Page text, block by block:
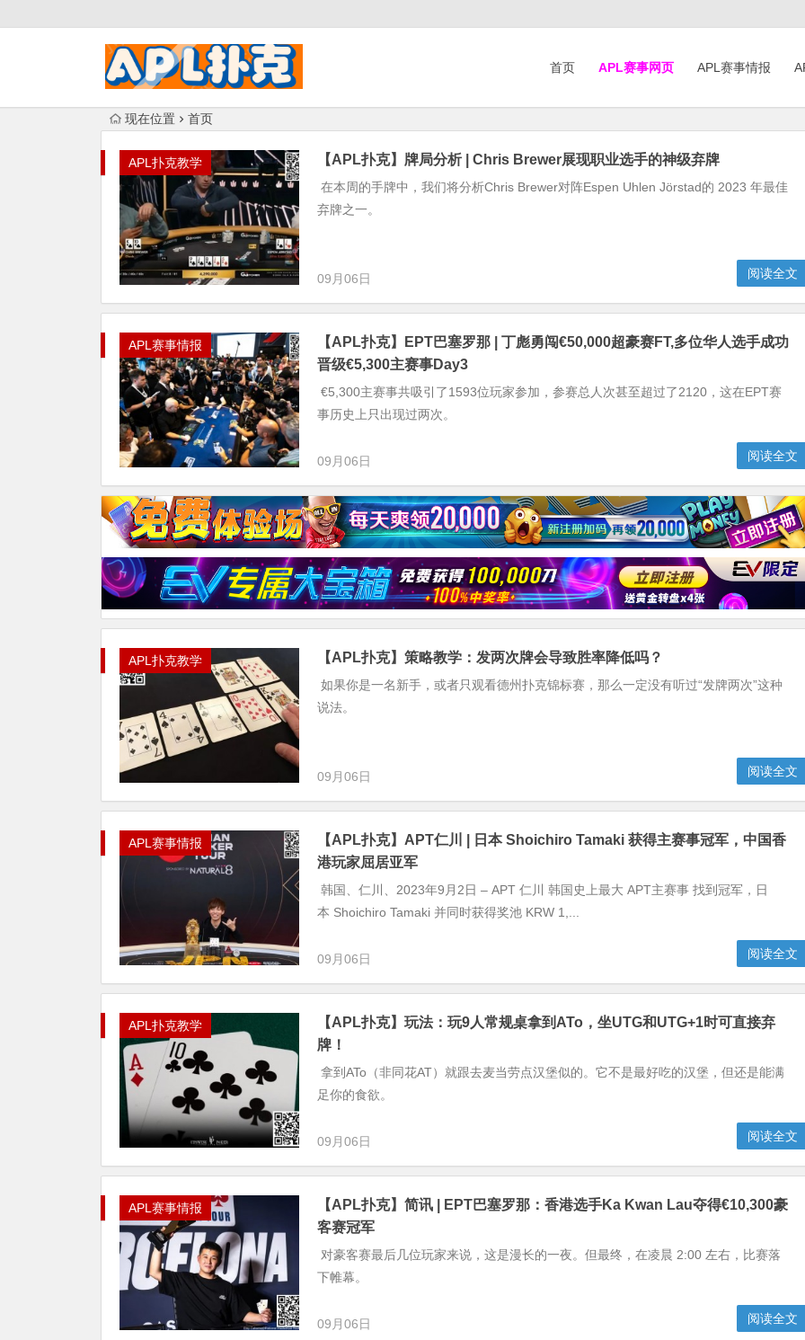
首页 APL赛事网页 APL赛事情报
现在位置 首页
APL扑克教学 【APL扑克】牌局分析 | Chris Brewer展现职业选手的神级弃牌
在本周的手牌中，我们将分析Chris Brewer对阵Espen Uhlen Jörstad的 2023 年最佳
弃牌之一。
09月06日 阅读全文
APL赛事情报
【APL扑克】EPT巴塞罗那 | 丁彪勇闯€50,000超豪赛FT,多位华人选手成功
晋级€5,300主赛事Day3
€5,300主赛事共吸引了1593位玩家参加，参赛总人次甚至超过了2120，这在EPT赛
事历史上只出现过两次。
09月06日 阅读全文
APL扑克教学 【APL扑克】策略教学：发两次牌会导致胜率降低吗？
如果你是一名新手，或者只观看德州扑克锦标赛，那么一定没有听过“发牌两次”这种
说法。
09月06日 阅读全文
APL赛事情报
【APL扑克】APT仁川 | 日本 Shoichiro Tamaki 获得主赛事冠军，中国香
港玩家屈居亚军
韩国、仁川、2023年9月2日 – APT 仁川 韩国史上最大 APT主赛事 找到冠军，日
本 Shoichiro Tamaki 并同时获得奖池 KRW 1,...
09月06日 阅读全文
APL扑克教学
【APL扑克】玩法：玩9人常规桌拿到ATo，坐UTG和UTG+1时可直接弃
牌！
拿到ATo（非同花AT）就跟去麦当劳点汉堡似的。它不是最好吃的汉堡，但还是能满
足你的食欲。
09月06日 阅读全文
APL赛事情报
【APL扑克】简讯 | EPT巴塞罗那：香港选手Ka Kwan Lau夺得€10,300豪
客赛冠军
对豪客赛最后几位玩家来说，这是漫长的一夜。但最终，在凌晨 2:00 左右，比赛落
下帷幕。
09月06日 阅读全文